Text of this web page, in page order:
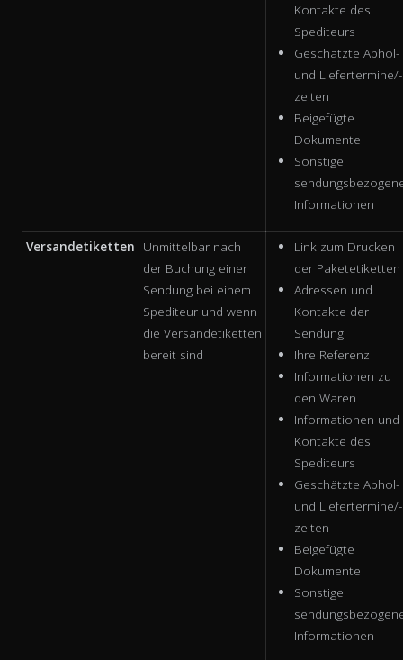
Kontakte des
Spediteurs
Geschätzte Abhol-
und Liefertermine/-
zeiten
Beigefügte
Dokumente
Sonstige
Informationen
Versandetiketten Unmittelbar nach
der Buchung einer
Sendung bei einem
Spediteur und wenn
die Versandetiketten
bereit sind
Link zum Drucken
der Paketetiketten
Adressen und
Kontakte der
Sendung
Ihre Referenz
Informationen zu
den Waren
Informationen und
Kontakte des
Spediteurs
Geschätzte Abhol-
und Liefertermine/-
zeiten
Beigefügte
Dokumente
Sonstige
Informationen